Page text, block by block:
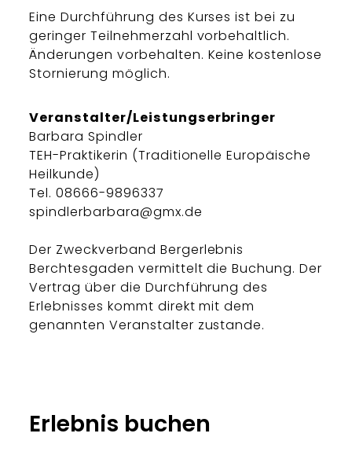
Eine Durchführung des Kurses ist bei zu
geringer Teilnehmerzahl vorbehaltlich.
Änderungen vorbehalten. Keine kostenlose
Stornierung möglich.
Veranstalter/Leistungserbringer
Barbara Spindler
TEH-Praktikerin (Traditionelle Europäische
Heilkunde)
Tel. 08666-9896337
spindlerbarbara@gmx.de
Der Zweckverband Bergerlebnis
Berchtesgaden vermittelt die Buchung. Der
Vertrag über die Durchführung des
Erlebnisses kommt direkt mit dem
genannten Veranstalter zustande.
Erlebnis buchen